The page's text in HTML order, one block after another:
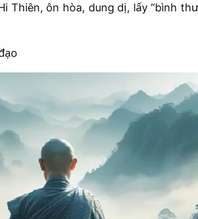
Thiên, ôn hòa, dung dị, lấy “bình